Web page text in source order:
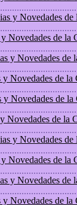
y Novedades de
Novedades de la
y Novedades de
Novedades de la
Novedades de la
Novedades de la
y Novedades de
Novedades de la
y Novedades de
Novedades de la